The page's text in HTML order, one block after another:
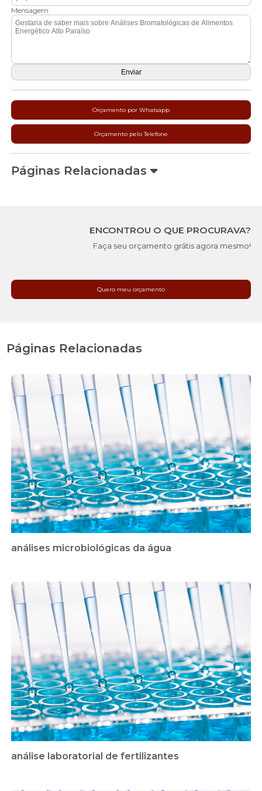
Mensagem
Orçamento por Whatsapp
Orçamento pelo Telefone
Páginas Relacionadas
ENCONTROU O QUE PROCURAVA?
Faça seu orçamento grátis agora mesmo!
Quero meu orçamento
Páginas Relacionadas
análises microbiológicas da água
análise laboratorial de fertilizantes